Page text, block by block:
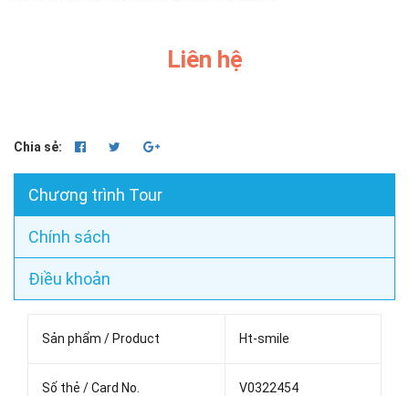
Liên hệ
Chia sẻ:
Chương trình Tour
Chính sách
Điều khoản
Sản phẩm / Product Ht-smile
Số thẻ / Card No. V0322454